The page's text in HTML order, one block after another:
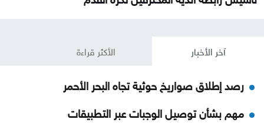
آخر الأخبار الأكثر قراءة
رصد إطلاق صواريخ حوثية تجاه البحر الأحمر
مهم بشأن توصيل الوجبات عبر التطبيقات